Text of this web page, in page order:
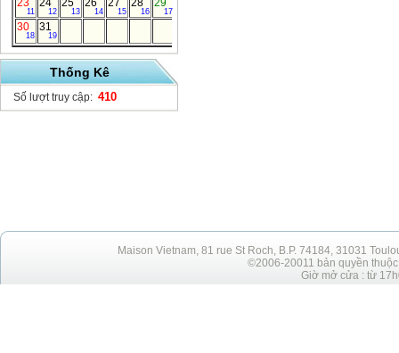
23
11
24
12
25
13
26
14
27
15
28
16
29
17
30
18
31
19
Thống Kê
Số lượt truy cập: 410
Maison Vietnam, 81 rue St Roch, B.P. 74184, 31031
©2006-20011 bản quyền
Giờ mở cửa : từ